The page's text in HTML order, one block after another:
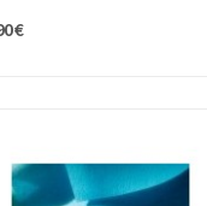
€